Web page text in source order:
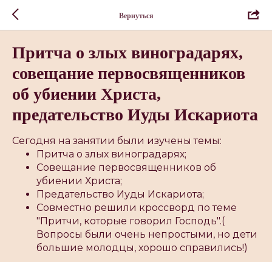
Вернуться
Притча о злых виноградарях,
совещание первосвященников
об убиении Христа,
предательство Иуды Искариота
Сегодня на занятии были изучены темы:
Притча о злых виноградарях;
Совещание первосвященников об
убиении Христа;
Предательство Иуды Искариота;
Совместно решили кроссворд по теме
"Притчи, которые говорил Господь".(
Вопросы были очень непростыми, но дети
большие молодцы, хорошо справились!)